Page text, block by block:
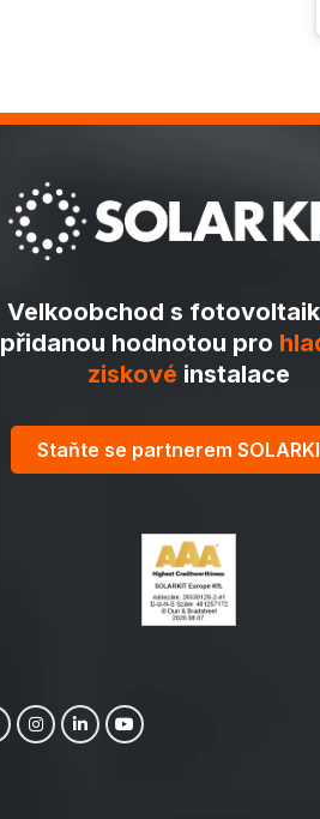
Velkoobchod s
přidanou hodnotou pro
ziskové instalace
Staňte se partnerem